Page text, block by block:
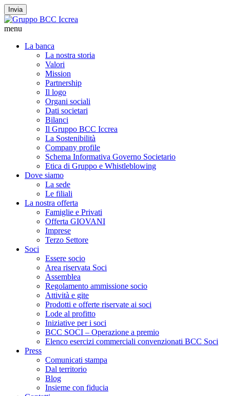
Invia
menu
La banca
La nostra storia
Valori
Mission
Partnership
Il logo
Organi sociali
Dati societari
Bilanci
Il Gruppo BCC Iccrea
La Sostenibilità
Company profile
Schema Informativa Governo Societario
Etica di Gruppo e Whistleblowing
Dove siamo
La sede
Le filiali
La nostra offerta
Famiglie e Privati
Offerta GIOVANI
Imprese
Terzo Settore
Soci
Essere socio
Area riservata Soci
Assemblea
Regolamento ammissione socio
Attività e gite
Prodotti e offerte riservate ai soci
Lode al profitto
Iniziative per i soci
BCC SOCI – Operazione a premio
Elenco esercizi commerciali convenzionati BCC Soci
Press
Comunicati stampa
Dal territorio
Blog
Insieme con fiducia